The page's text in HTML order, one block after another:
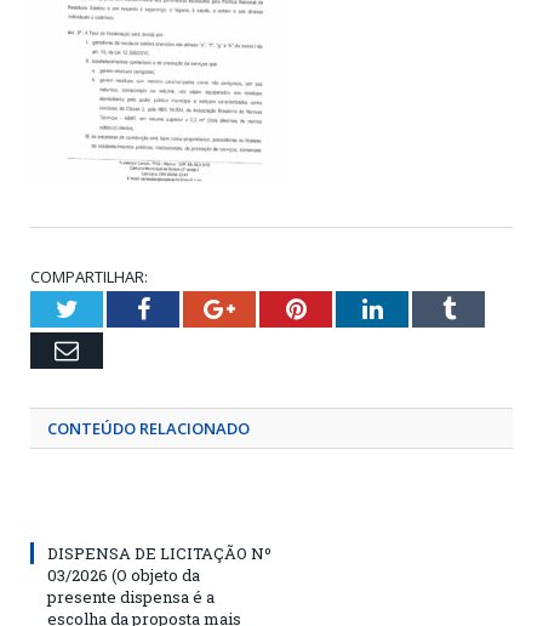
COMPARTILHAR:
TwitterFacebookGoogle+PinterestLinkedInTumblr
Email
CONTEÚDO RELACIONADO
DISPENSA DE LICITAÇÃO Nº
03/2026 (O objeto da
presente dispensa é a
escolha da proposta mais